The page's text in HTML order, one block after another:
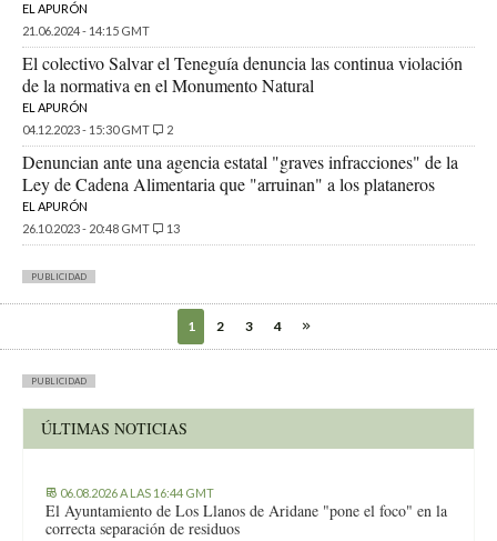
EL APURÓN
21.06.2024 - 14:15 GMT
El colectivo Salvar el Teneguía denuncia las continua violación
de la normativa en el Monumento Natural
EL APURÓN
04.12.2023 - 15:30 GMT
2
Denuncian ante una agencia estatal "graves infracciones" de la
Ley de Cadena Alimentaria que "arruinan" a los plataneros
EL APURÓN
26.10.2023 - 20:48 GMT
13
PUBLICIDAD
1 2 3 4
PUBLICIDAD
ÚLTIMAS NOTICIAS
06.08.2026 A LAS 16:44 GMT
El Ayuntamiento de Los Llanos de Aridane "pone el foco" en la
correcta separación de residuos